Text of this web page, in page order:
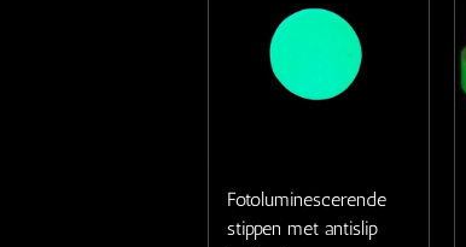
Fotoluminescerende
stippen met antislip